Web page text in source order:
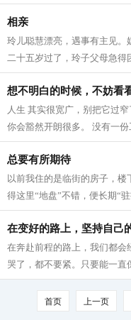
自己。 我们总是在埋怨上天对
相亲
玲儿聪慧漂亮，遇事有主见
二十五岁过了，玲子父母急得
子父母说，榆树村的村民俞欢
想不明白的时候，不妨看
人生 其实很宽广，别把它过
你会豁然开朗很多。 没有一
工作的辛苦和委屈，谁也逃不
总要有所期待
以前我住的是临街的房子，
得这里“地盘”不错，便长期“
讨价还价的声音把环境吵成鼎
在变好的路上，坚持自己
在奔赴前程的路上，我们都会
哭了，都不要紧。只要能一
的幸运。 毕竟，身体是革命的
首页 上一页